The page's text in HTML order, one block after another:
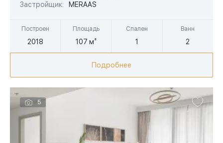
Застройщик:
MERAAS
Построен
2018
Площадь
107 м²
Спален
1
Ванн
2
Подробнее
5